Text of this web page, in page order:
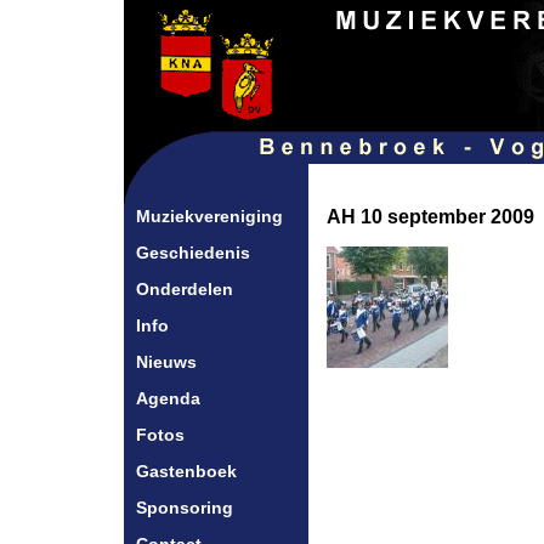
Muziekvereniging
Geschiedenis
Onderdelen
Info
Nieuws
Agenda
Fotos
Gastenboek
Sponsoring
AH 10 september 2009